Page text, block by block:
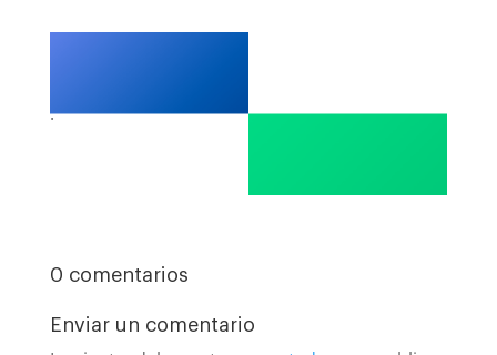
.
0 comentarios
Enviar un comentario